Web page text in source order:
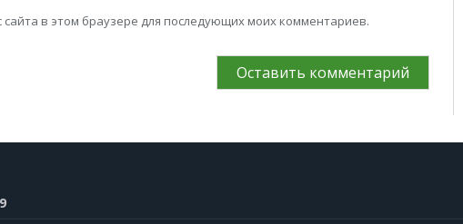
в этом браузере для последующих моих комментариев.